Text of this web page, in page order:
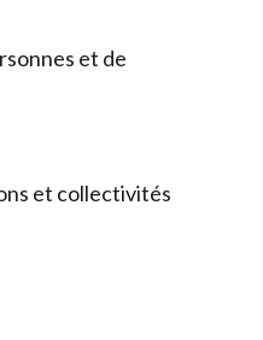
et de
et collectivités